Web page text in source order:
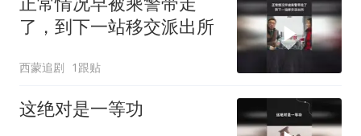
了，到下一站移交派出所
西蒙追剧 1跟贴
这绝对是一等功